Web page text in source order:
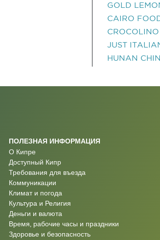
GOLD
CAIRO
JUST
HUNAN
ПОЛЕЗНАЯ ИНФОРМАЦИЯ
О Кипре
Доступный Кипр
Требования для въезда
Коммуникации
Климат и погода
Культура и Религия
Деньги и валюта
Время, рабочие часы и праздники
Здоровье и безопасность